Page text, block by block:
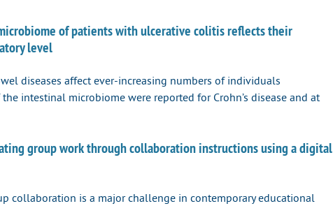
of patients with ulcerative colitis reflects their
level
diseases affect ever-increasing numbers of individuals
intestinal microbiome were reported for Crohn’s disease and at
group work through collaboration instructions using a digital
collaboration is a major challenge in contemporary educational